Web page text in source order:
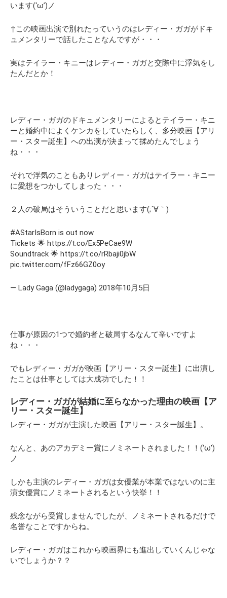
います(‘ω’)ノ
↑この映画出演で別れたっていうのはレディー・ガガがドキ
ュメンタリーで話したことなんですが・・・
実はテイラー・キニーはレディー・ガガと交際中に浮気をし
たんだとか！
レディー・ガガのドキュメンタリーによるとテイラー・キニ
ーと婚約中によくケンカをしていたらしく、多分映画【アリ
ー・スター誕生】への出演が決まって揉めたんでしょう
ね・・・
それで浮気のこともありレディー・ガガはテイラー・キニー
に愛想をつかしてしまった・・・
２人の破局はそういうことだと思います(;´∀｀)
#AStarIsBorn is out now
Tickets 🌟 https://t.co/Ex5PeCae9W
Soundtrack 🌟 https://t.co/rRbaji0jbW
pic.twitter.com/fFz66GZ0oy
— Lady Gaga (@ladygaga) 2018年10月5日
仕事が原因の1つで婚約者と破局するなんて辛いですよ
ね・・・
でもレディー・ガガが映画【アリー・スター誕生】に出演し
たことは仕事としては大成功でした！！
レディー・ガガが結婚に至らなかった理由の映画【ア
リー・スター誕生】
レディー・ガガが主演した映画【アリー・スター誕生】。
なんと、あのアカデミー賞にノミネートされました！！(‘ω’)
ノ
しかも主演のレディー・ガガは女優業が本業ではないのに主
演女優賞にノミネートされるという快挙！！
残念ながら受賞しませんでしたが、ノミネートされるだけで
名誉なことですからね。
レディー・ガガはこれから映画界にも進出していくんじゃな
いでしょうか？？